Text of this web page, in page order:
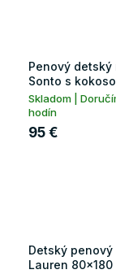
Penový detský
Sonto s
Skladom |
hodín
95 €
Detský penový
Lauren 80x180